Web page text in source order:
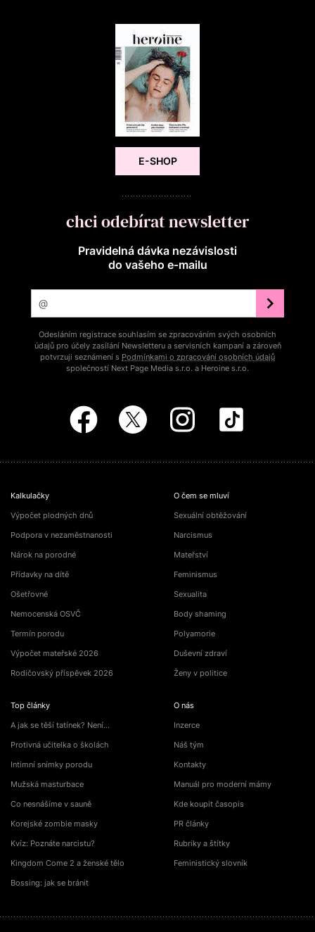
E-SHOP
chci odebírat newsletter
Pravidelná dávka nezávislosti
do vašeho e‑mailu
Odesláním registrace souhlasím se zpracováním svých osobních
údajů pro účely zasílání Newsletteru a servisních kampaní a zároveň
potvrzuji seznámení s Podmínkami o zpracování osobních údajů
společností Next Page Media s.r.o. a Heroine s.r.o.
Kalkulačky
Výpočet plodných dnů
Podpora v nezaměstnanosti
Nárok na porodné
Přídavky na dítě
Ošetřovné
Nemocenská OSVČ
Termín porodu
Výpočet mateřské 2026
Rodičovský příspěvek 2026
Top články
A jak se těší tatínek? Není…
Protivná učitelka o školách
Intimní snímky porodu
Mužská masturbace
Co nesnášíme v sauně
Korejské zombie masky
Kvíz: Poznáte narcistu?
Kingdom Come 2 a ženské tělo
Bossing: jak se bránit
O čem se mluví
Sexuální obtěžování
Narcismus
Mateřství
Feminismus
Sexualita
Body shaming
Polyamorie
Duševní zdraví
Ženy v politice
O nás
Inzerce
Náš tým
Kontakty
Manuál pro moderní mámy
Kde koupit časopis
PR články
Rubriky a štítky
Feministický slovník